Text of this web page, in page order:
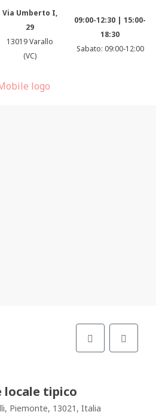
Via Umberto I,
29
13019 Varallo
(VC)
09:00-12:30 | 15:00-
18:30
Sabato: 09:00-12:00
locale tipico
Piemonte, 13021, Italia